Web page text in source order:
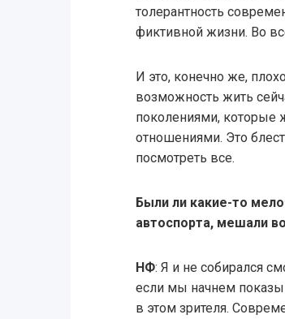
толерантность
фиктивной жизни. Во
И это, конечно же,
возможность жить
поколениями, которые
отношениями. Это
посмотреть все.
Были ли какие-то
автоспорта, мешали
НФ: Я и не собирался
если мы начнем
в этом зрителя.